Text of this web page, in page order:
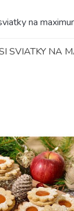
na
SVIATKY NA